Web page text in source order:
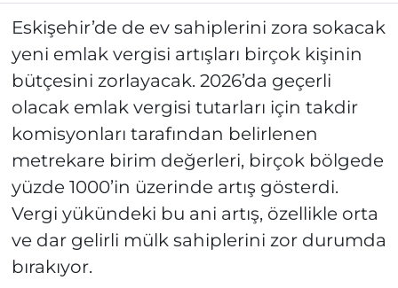
Eskişehir’de de ev sahiplerini zora sokacak
yeni emlak vergisi artışları birçok kişinin
bütçesini zorlayacak. 2026’da geçerli
olacak emlak vergisi tutarları için takdir
komisyonları tarafından belirlenen
metrekare birim değerleri, birçok bölgede
yüzde 1000’in üzerinde artış gösterdi.
Vergi yükündeki bu ani artış, özellikle orta
ve dar gelirli mülk sahiplerini zor durumda
bırakıyor.